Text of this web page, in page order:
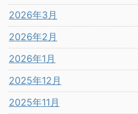
2026年3月
2026年2月
2026年1月
2025年12月
2025年11月